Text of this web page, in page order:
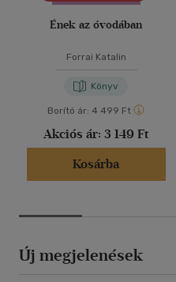
Ének az óvodában
Forrai Katalin
Könyv
Borító ár: 4 499 Ft
Akciós ár: 3 149 Ft
Kosárba
Új megjelenések